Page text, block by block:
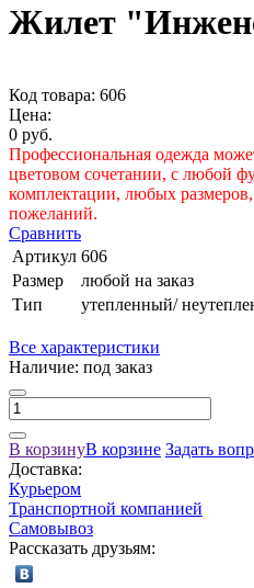
Жилет
Код товара: 606
Цена:
0 руб.
Профессиональная одежда
цветовом сочетании, с любой
комплектации, любых
пожеланий.
Сравнить
Артикул 606
Размер
любой на заказ
Тип
утепленный/
Все характеристики
Наличие: под заказ
В корзинуВ корзине Задать
Доставка:
Курьером
Транспортной компанией
Самовывоз
Рассказать друзьям: